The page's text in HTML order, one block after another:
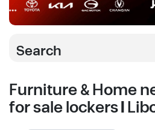
Search
Furniture & Home
for sale lockers |